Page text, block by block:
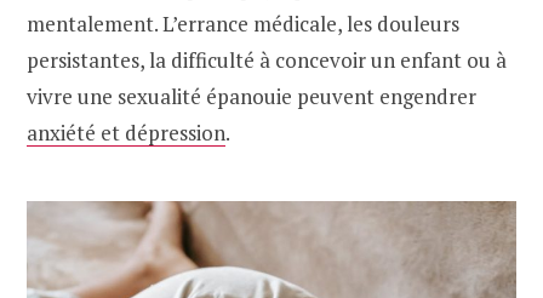
mentalement. L’errance médicale, les douleurs
persistantes, la difficulté à concevoir un enfant ou à
vivre une sexualité épanouie peuvent engendrer
anxiété et dépression.